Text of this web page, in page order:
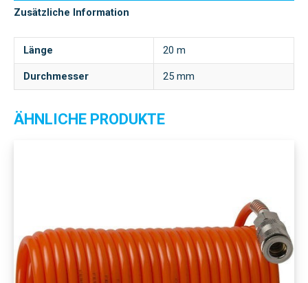
Zusätzliche Information
Länge 20 m
Durchmesser 25 mm
ÄHNLICHE PRODUKTE